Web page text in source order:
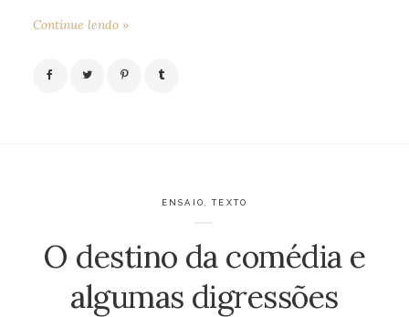
Continue lendo »
ENSAIO ,TEXTO
O destino da comédia e
algumas digressões